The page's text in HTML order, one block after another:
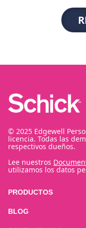
© 2025 Edgewell
licencia. Todas las
respectivos dueños.
Lee nuestros
utilizamos los datos
PRODUCTOS
BLOG